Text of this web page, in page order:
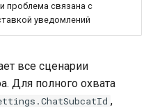
проблема связана с
уведомлений
все сценарии
Для полного охвата
,